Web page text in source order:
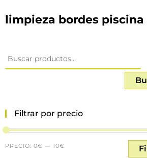
limpieza bordes piscina
Filtrar por precio
PRECIO: 0€ — 10€